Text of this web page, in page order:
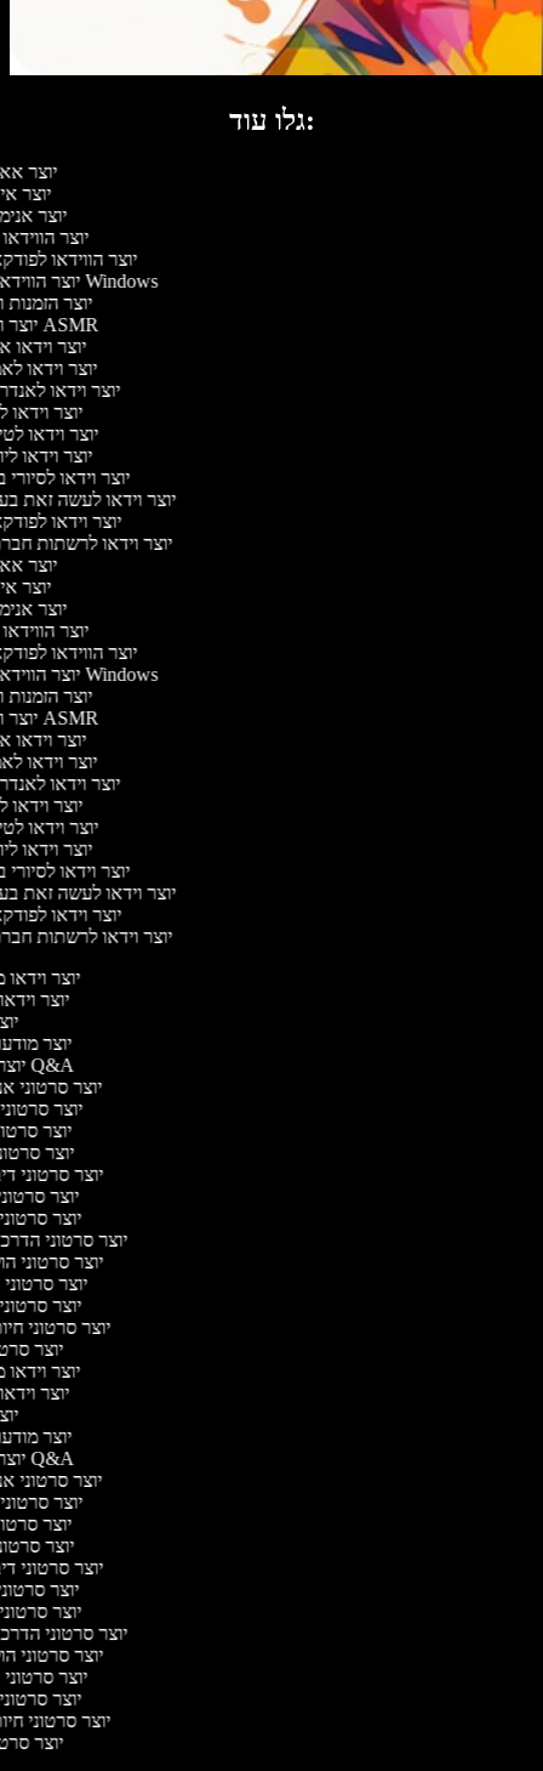
גלו עוד:
יוצר
יוצר
יוצר
יוצר
יוצר הווידאו
יוצר הווידאו של Windows
יוצר הזמנות
יוצר וידאו ASMR
יוצר וידאו
יוצר וידאו
יוצר וידאו
יוצר וידאו
יוצר וידאו
יוצר וידאו
יוצר וידאו
יוצר וידאו לעשה זאת
יוצר וידאו
יוצר וידאו לרשתות
יוצר
יוצר
יוצר
יוצר
יוצר הווידאו
יוצר הווידאו של Windows
יוצר הזמנות
יוצר וידאו ASMR
יוצר וידאו
יוצר וידאו
יוצר וידאו
יוצר וידאו
יוצר וידאו
יוצר וידאו
יוצר וידאו
יוצר וידאו לעשה זאת
יוצר וידאו
יוצר וידאו לרשתות
יוצר וידאו
יוצר
יוצר
יוצר סרטוני Q&A
יוצר סרטוני
יוצר
יוצר
יוצר
יוצר סרטוני
יוצר
יוצר
יוצר סרטוני
יוצר סרטוני
יוצר סרטוני
יוצר
יוצר סרטוני
יוצר
יוצר וידאו
יוצר
יוצר
יוצר סרטוני Q&A
יוצר סרטוני
יוצר
יוצר
יוצר
יוצר סרטוני
יוצר
יוצר
יוצר סרטוני
יוצר סרטוני
יוצר סרטוני
יוצר
יוצר סרטוני
יוצר